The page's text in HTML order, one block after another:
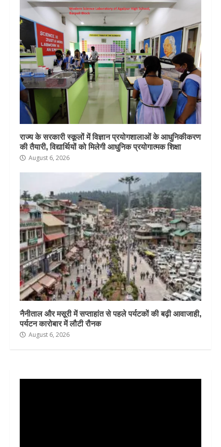
राज्य के सरकारी स्कूलों में विज्ञान प्रयोगशालाओं के आधुनिकीकरण
की तैयारी, विद्यार्थियों को मिलेगी आधुनिक प्रयोगात्मक शिक्षा
August 6, 2026
नैनीताल और मसूरी में सप्ताहांत से पहले पर्यटकों की बढ़ी आवाजाही,
पर्यटन कारोबार में लौटी रौनक
August 6, 2026